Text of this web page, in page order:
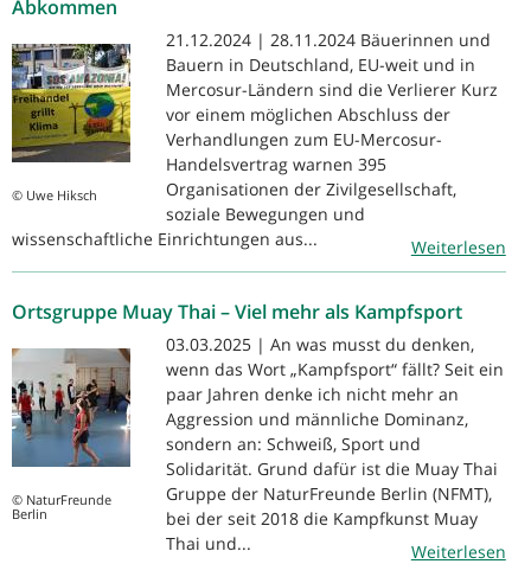
Abkommen
© Uwe Hiksch
21.12.2024 | 28.11.2024 Bäuerinnen und
Bauern in Deutschland, EU-weit und in
Mercosur-Ländern sind die Verlierer Kurz
vor einem möglichen Abschluss der
Verhandlungen zum EU-Mercosur-
Handelsvertrag warnen 395
Organisationen der Zivilgesellschaft,
soziale Bewegungen und
wissenschaftliche Einrichtungen aus...
Weiterlesen
Ortsgruppe Muay Thai – Viel mehr als Kampfsport
© NaturFreunde
Berlin
03.03.2025 | An was musst du denken,
wenn das Wort „Kampfsport“ fällt? Seit ein
paar Jahren denke ich nicht mehr an
Aggression und männliche Dominanz,
sondern an: Schweiß, Sport und
Solidarität. Grund dafür ist die Muay Thai
Gruppe der NaturFreunde Berlin (NFMT),
bei der seit 2018 die Kampfkunst Muay
Thai und...
Weiterlesen